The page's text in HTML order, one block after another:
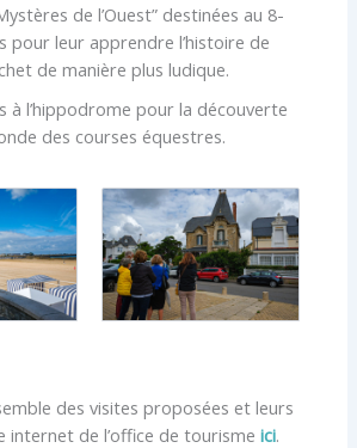
de l’Ouest” destinées au 8-
pour leur apprendre l’histoire de
de manière plus ludique.
à l’hippodrome pour la découverte
des courses équestres.
des visites proposées et leurs
internet de l’office de tourisme ici.